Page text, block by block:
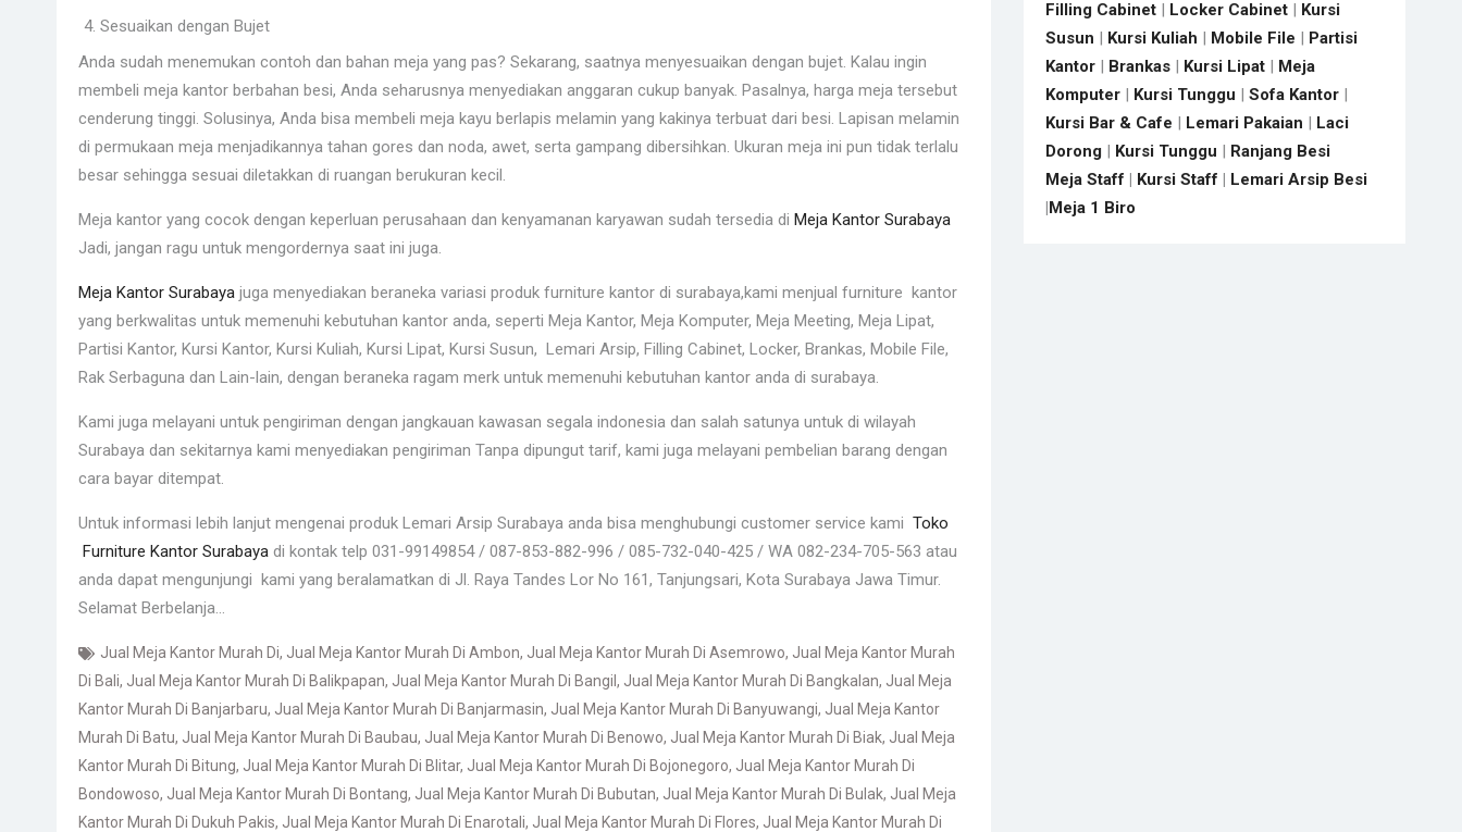
Sesuaikan dengan Bujet
Anda sudah menemukan contoh dan bahan meja yang pas? Sekarang, saatnya menyesuaikan dengan bujet. Kalau ingin
membeli meja kantor berbahan besi, Anda seharusnya menyediakan anggaran cukup banyak. Pasalnya, harga meja tersebut
cenderung tinggi. Solusinya, Anda bisa membeli meja kayu berlapis melamin yang kakinya terbuat dari besi. Lapisan melamin
di permukaan meja menjadikannya tahan gores dan noda, awet, serta gampang dibersihkan. Ukuran meja ini pun tidak terlalu
besar sehingga sesuai diletakkan di ruangan berukuran kecil.
Meja kantor yang cocok dengan keperluan perusahaan dan kenyamanan karyawan sudah tersedia di Meja Kantor Surabaya
Jadi, jangan ragu untuk mengordernya saat ini juga.
Meja Kantor Surabaya juga menyediakan beraneka variasi produk furniture kantor di surabaya,kami menjual furniture kantor
yang berkwalitas untuk memenuhi kebutuhan kantor anda, seperti Meja Kantor, Meja Komputer, Meja Meeting, Meja Lipat,
Partisi Kantor, Kursi Kantor, Kursi Kuliah, Kursi Lipat, Kursi Susun, Lemari Arsip, Filling Cabinet, Locker, Brankas, Mobile File,
Rak Serbaguna dan Lain-lain, dengan beraneka ragam merk untuk memenuhi kebutuhan kantor anda di surabaya.
Kami juga melayani untuk pengiriman dengan jangkauan kawasan segala indonesia dan salah satunya untuk di wilayah
Surabaya dan sekitarnya kami menyediakan pengiriman Tanpa dipungut tarif, kami juga melayani pembelian barang dengan
cara bayar ditempat.
Untuk informasi lebih lanjut mengenai produk Lemari Arsip Surabaya anda bisa menghubungi customer service kami Toko
Furniture Kantor Surabaya di kontak telp 031-99149854 / 087-853-882-996 / 085-732-040-425 / WA 082-234-705-563 atau
anda dapat mengunjungi kami yang beralamatkan di Jl. Raya Tandes Lor No 161, Tanjungsari, Kota Surabaya Jawa Timur.
Selamat Berbelanja…
Jual Meja Kantor Murah Di, Jual Meja Kantor Murah Di Ambon, Jual Meja Kantor Murah Di Asemrowo, Jual Meja Kantor Murah
Di Bali, Jual Meja Kantor Murah Di Balikpapan, Jual Meja Kantor Murah Di Bangil , Jual Meja Kantor Murah Di Bangkalan, Jual Meja
Kantor Murah Di Banjarbaru, Jual Meja Kantor Murah Di Banjarmasin, Jual Meja Kantor Murah Di Banyuwangi, Jual Meja Kantor
Murah Di Batu, Jual Meja Kantor Murah Di Baubau, Jual Meja Kantor Murah Di Benowo, Jual Meja Kantor Murah Di Biak, Jual Meja
Kantor Murah Di Bitung, Jual Meja Kantor Murah Di Blitar, Jual Meja Kantor Murah Di Bojonegoro, Jual Meja Kantor Murah Di
Bondowoso, Jual Meja Kantor Murah Di Bontang, Jual Meja Kantor Murah Di Bubutan, Jual Meja Kantor Murah Di Bulak, Jual Meja
Kantor Murah Di Dukuh Pakis, Jual Meja Kantor Murah Di Enarotali, Jual Meja Kantor Murah Di Flores, Jual Meja Kantor Murah Di
Filling Cabinet | Locker Cabinet | Kursi
Susun | Kursi Kuliah | Mobile File | Partisi
Kantor | Brankas | Kursi Lipat | Meja
Komputer | Kursi Tunggu | Sofa Kantor |
Kursi Bar & Cafe | Lemari Pakaian | Laci
Dorong | Kursi Tunggu | Ranjang Besi
Meja Staff | Kursi Staff | Lemari Arsip Besi
|Meja 1 Biro